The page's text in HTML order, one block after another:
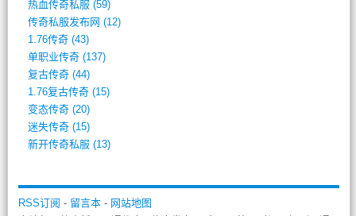
热血传奇私服 (59)
传奇私服发布网 (12)
1.76传奇(43)
单职业传奇(137)
复古传奇(44)
1.76复古传奇(15)
变态传奇(20)
迷失传奇(15)
新开传奇私服 (13)
RSS订阅 - 留言本- 网站地图